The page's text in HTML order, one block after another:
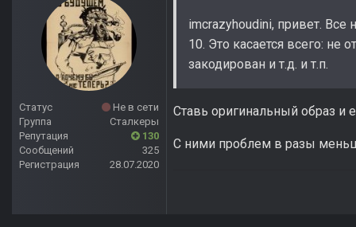
Статус
Не в сети
Группа
Сталкеры
Репутация
130
Сообщений
325
Регистрация
28.07.2020
imcrazyhoudini, привет. Все
10. Это касается всего: не
закодирован и т.д. и т.п.
Ставь оригинальный образ и
С ними проблем в разы